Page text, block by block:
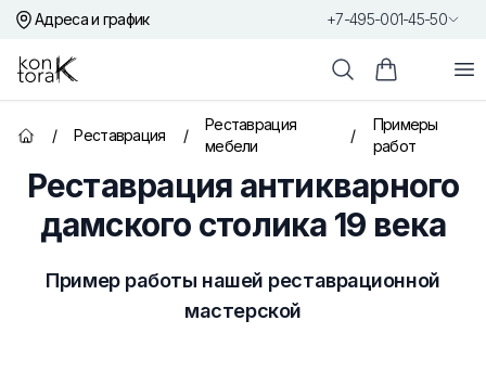
Адреса и график +7-495-001-45-50
Контора К
ПоискКорзина
Главная страница
/ Реставрация /
Реставрация
мебели
/
Примеры
работ
Реставрация антикварного
дамского столика 19 века
Пример работы нашей реставрационной
мастерской